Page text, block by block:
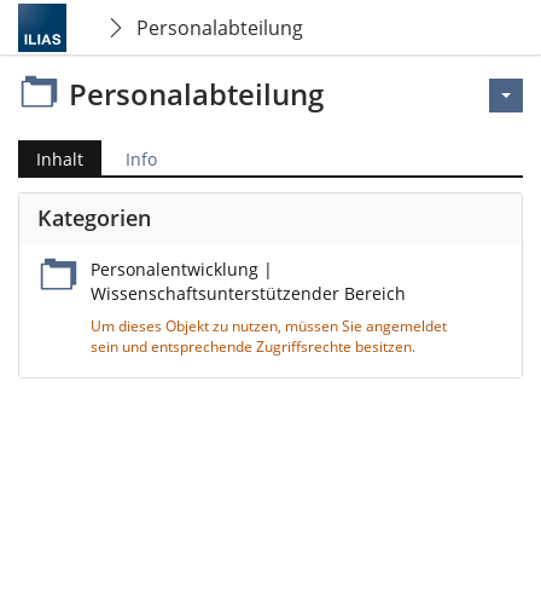
Personalabteilung
Personalabteilung
Inhalt Info
Kategorien
Personalentwicklung |
Wissenschaftsunterstützender Bereich
Um dieses Objekt zu nutzen, müssen Sie angemeldet
sein und entsprechende Zugriffsrechte besitzen.